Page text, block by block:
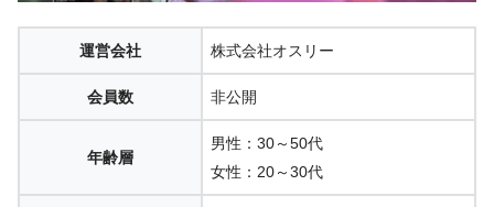
運営会社 株式会社オスリー
会員数 非公開
年齢層
男性：30～50代
女性：20～30代